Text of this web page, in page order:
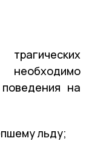
на
льду;